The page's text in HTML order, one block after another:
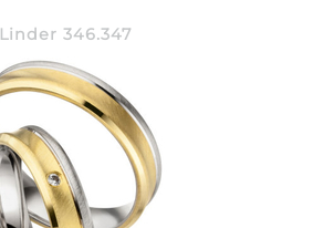
Linder 346.347